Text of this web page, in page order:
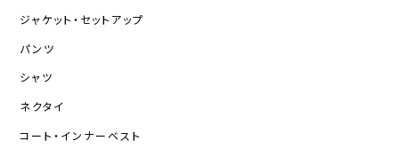
ジャケット・セットアップ
パンツ
シャツ
ネクタイ
コート・インナーベスト